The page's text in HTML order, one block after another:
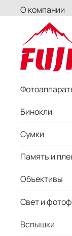
О компании
Бинокли
Сумки
Память и
Объективы
Свет и
Вспышки